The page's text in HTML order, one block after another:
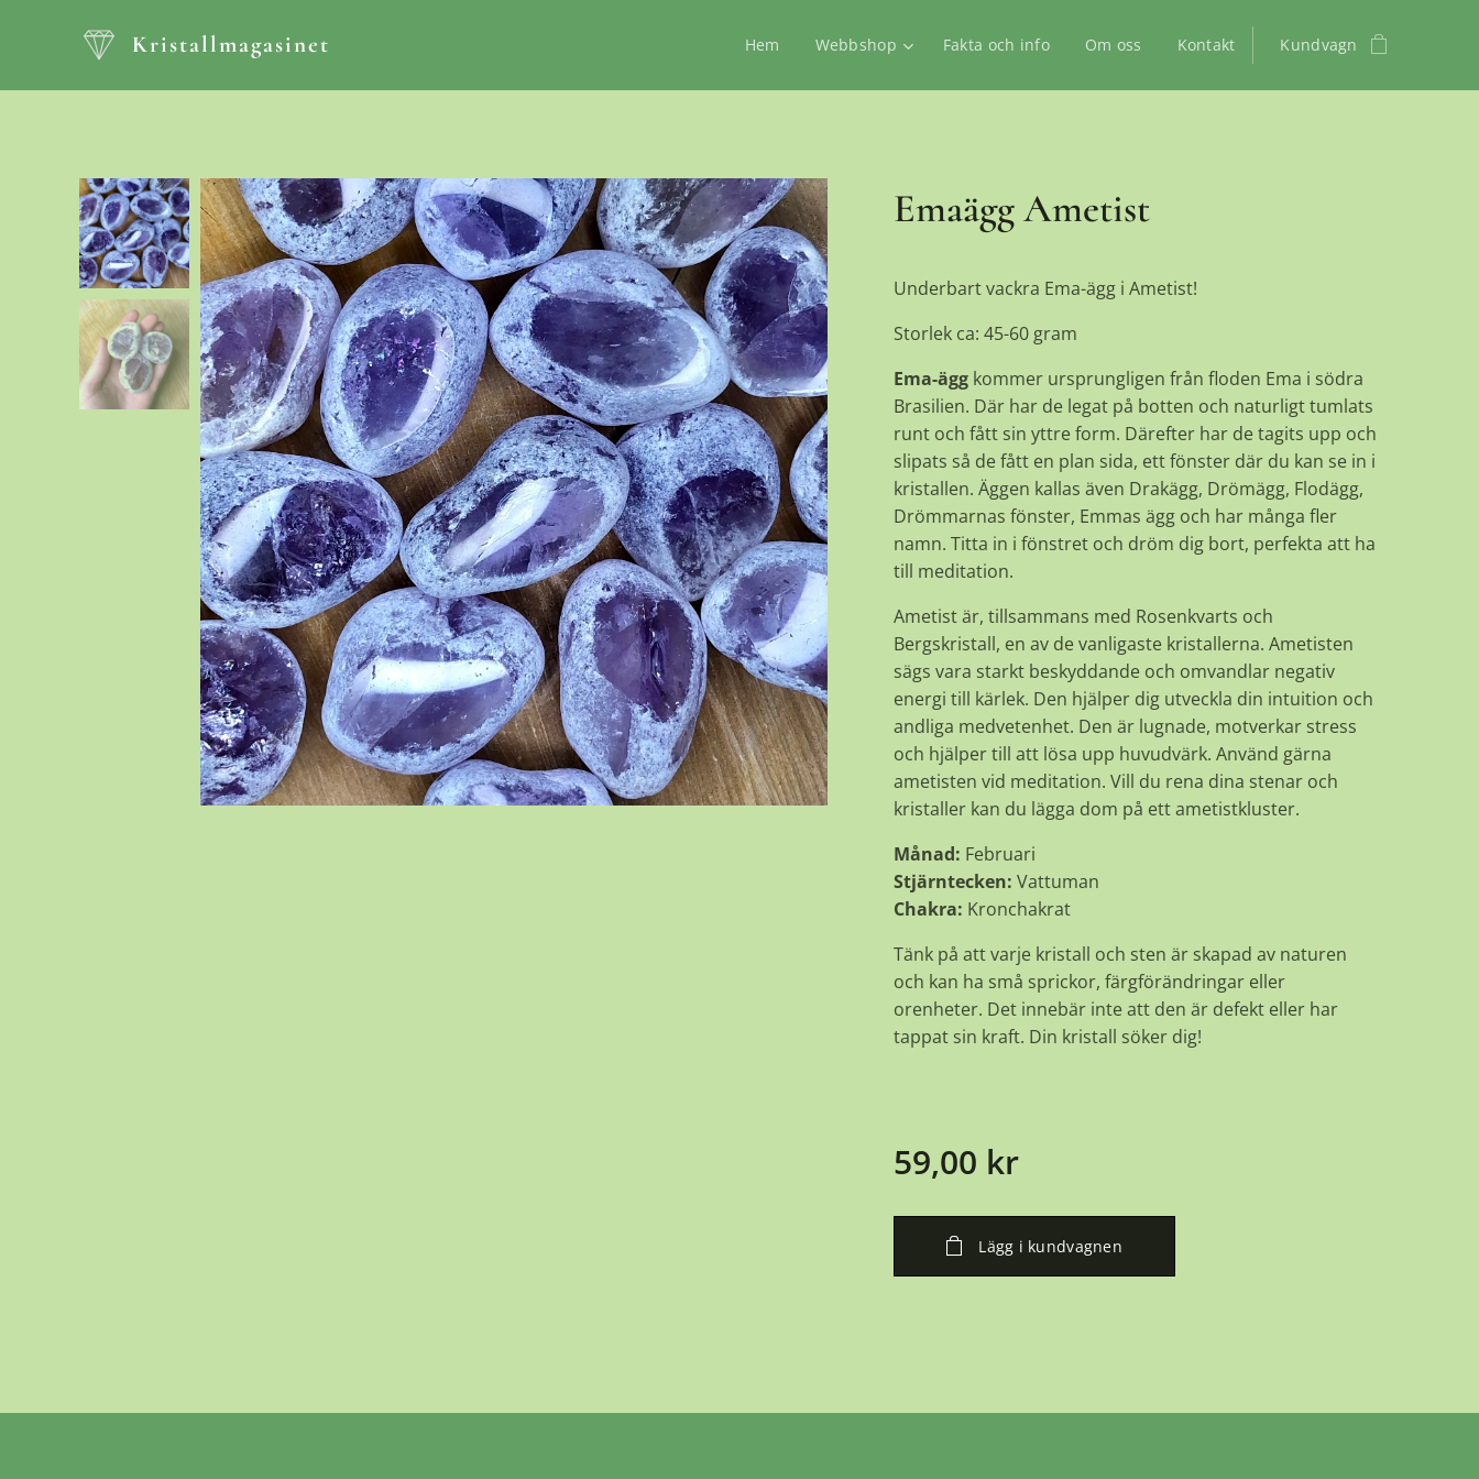
Kristallmagasinet Hem Webbshop Fakta och info Om oss Kontakt Kundvagn
Emaägg Ametist
Underbart vackra Ema-ägg i Ametist!
Storlek ca: 45-60 gram
Ema-ägg kommer ursprungligen från floden Ema i södra
Brasilien. Där har de legat på botten och naturligt tumlats
runt och fått sin yttre form. Därefter har de tagits upp och
slipats så de fått en plan sida, ett fönster där du kan se in i
kristallen. Äggen kallas även Drakägg, Drömägg, Flodägg,
Drömmarnas fönster, Emmas ägg och har många fler
namn. Titta in i fönstret och dröm dig bort, perfekta att ha
till meditation.
Ametist är, tillsammans med Rosenkvarts och
Bergskristall, en av de vanligaste kristallerna. Ametisten
sägs vara starkt beskyddande och omvandlar negativ
energi till kärlek. Den hjälper dig utveckla din intuition och
andliga medvetenhet. Den är lugnade, motverkar stress
och hjälper till att lösa upp huvudvärk. Använd gärna
ametisten vid meditation. Vill du rena dina stenar och
kristaller kan du lägga dom på ett ametistkluster.
Månad: Februari
Stjärntecken: Vattuman
Chakra: Kronchakrat
Tänk på att varje kristall och sten är skapad av naturen
och kan ha små sprickor, färgförändringar eller
orenheter. Det innebär inte att den är defekt eller har
tappat sin kraft. Din kristall söker dig!
59,00 kr
Lägg i kundvagnen